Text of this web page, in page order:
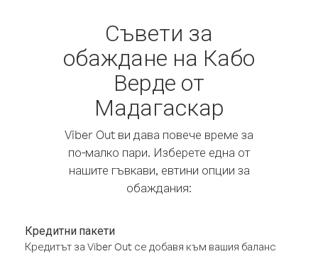
Съвети за
обаждане на Кабо
Верде от
Мадагаскар
Viber Out ви дава повече време за
по-малко пари. Изберете една от
нашите гъвкави, евтини опции за
обаждания:
Кредитни пакети
Кредитът за Viber Out се добавя към вашия баланс